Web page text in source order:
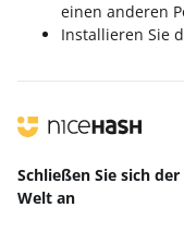
einen anderen
Installieren Sie
Schließen Sie sich
Welt an